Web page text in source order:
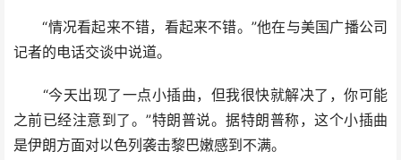
“情况看起来不错，看起来不错。”他在与美国广播公司
记者的电话交谈中说道。
“今天出现了一点小插曲，但我很快就解决了，你可能
之前已经注意到了。”特朗普说。据特朗普称，这个小插曲
是伊朗方面对以色列袭击黎巴嫩感到不满。